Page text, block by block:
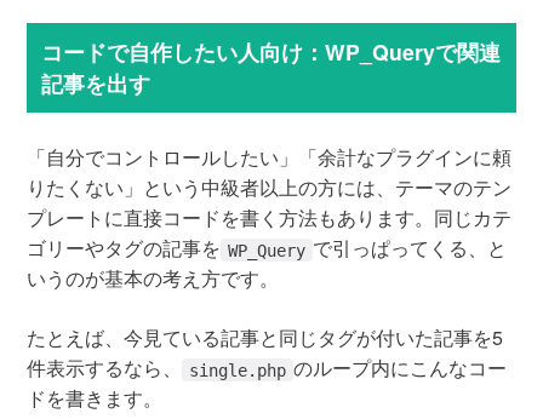
コードで自作したい人向け：WP_Queryで関連
記事を出す
「自分でコントロールしたい」「余計なプラグインに頼
りたくない」という中級者以上の方には、テーマのテン
プレートに直接コードを書く方法もあります。同じカテ
ゴリーやタグの記事を WP_Query で引っぱってくる、と
いうのが基本の考え方です。
たとえば、今見ている記事と同じタグが付いた記事を5
件表示するなら、
single.php のループ内にこんなコー
ドを書きます。